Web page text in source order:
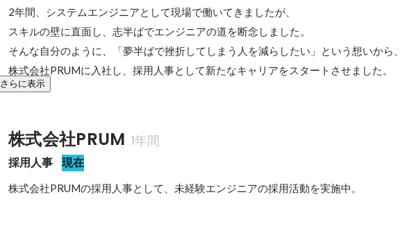
2年間、システムエンジニアとして現場で働いてきましたが、
スキルの壁に直面し、志半ばでエンジニアの道を断念しました。
そんな自分のように、「夢半ばで挫折してしまう人を減らしたい」という想いから、
株式会社PRUMに入社し、採用人事として新たなキャリアをスタートさせました。
さらに表示
株式会社PRUM 1年間
採用人事 現在
株式会社PRUMの採用人事として、未経験エンジニアの採用活動を実施中。